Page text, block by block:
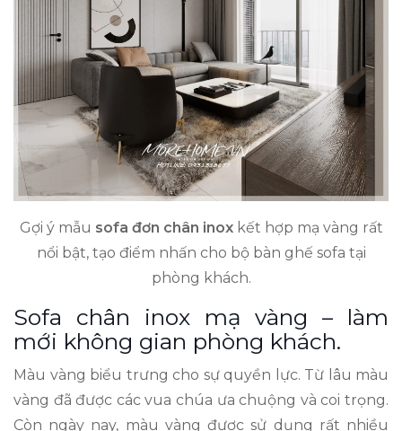
Gợi ý mẫu sofa đơn chân inoxkết hợp mạ vàng rất
nổi bật, tạo điểm nhấn cho bộ bàn ghế sofa tại
phòng khách.
Sofa chân inox mạ vàng – làm
mới không gian phòng khách.
Màu vàng biểu trưng cho sự quyền lực. Từ lâu màu
vàng đã được các vua chúa ưa chuộng và coi trọng.
Còn ngày nay, màu vàng được sử dụng rất nhiều